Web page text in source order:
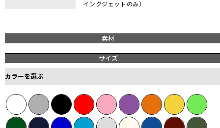
インクジェットのみ）
素材
サイズ
カラーを選ぶ